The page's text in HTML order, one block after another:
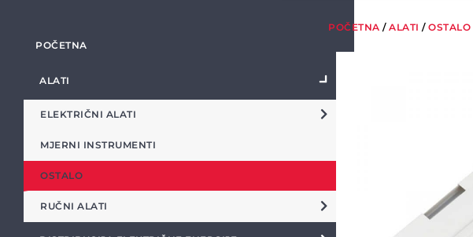
POČETNA
ALATI
ELEKTRIČNI ALATI
MJERNI INSTRUMENTI
OSTALO
RUČNI ALATI
POČETNA /ALATI /OSTALO